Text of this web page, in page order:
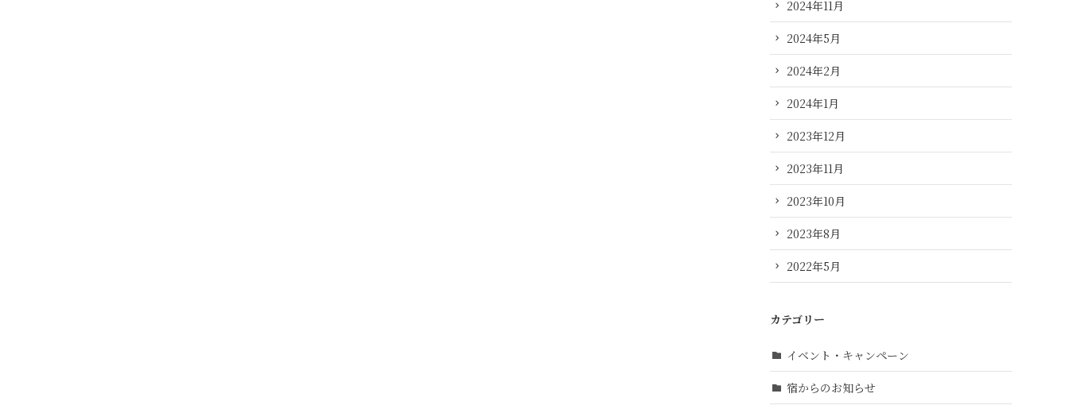
2024年11月
2024年5月
2024年2月
2024年1月
2023年12月
2023年11月
2023年10月
2023年8月
2022年5月
カテゴリー
イベント・キャンペーン
宿からのお知らせ